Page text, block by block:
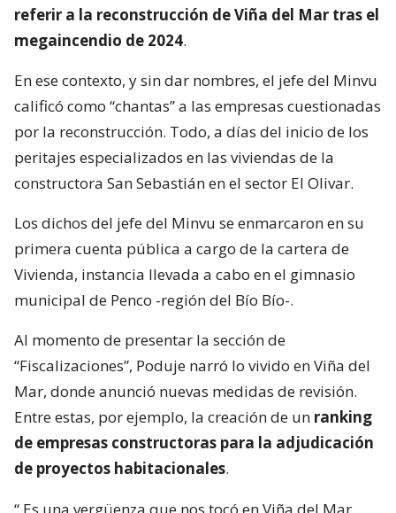
referir a la reconstrucción de Viña del Mar tras el
megaincendio de 2024.
En ese contexto, y sin dar nombres, el jefe del Minvu
calificó como “chantas” a las empresas cuestionadas
por la reconstrucción. Todo, a días del inicio de los
peritajes especializados en las viviendas de la
constructora San Sebastián en el sector El Olivar.
Los dichos del jefe del Minvu se enmarcaron en su
primera cuenta pública a cargo de la cartera de
Vivienda, instancia llevada a cabo en el gimnasio
municipal de Penco -región del Bío Bío-.
Al momento de presentar la sección de
“Fiscalizaciones”, Poduje narró lo vivido en Viña del
Mar, donde anunció nuevas medidas de revisión.
Entre estas, por ejemplo, la creación de un ranking
de empresas constructoras para la adjudicación
de proyectos habitacionales.
“ Es una vergüenza que nos tocó en Viña del Mar.